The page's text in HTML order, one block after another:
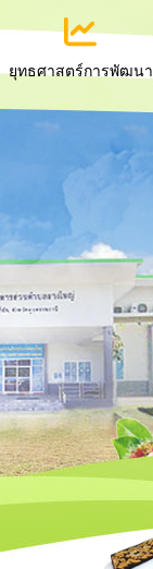
ยุทธศาสตร์การพัฒนา